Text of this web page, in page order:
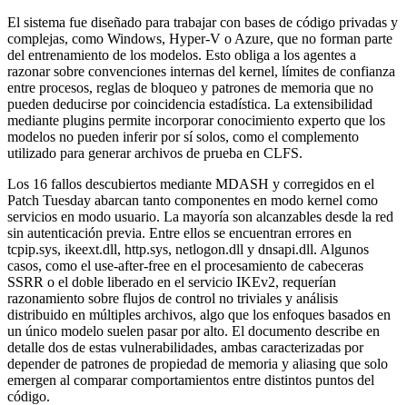
El sistema fue diseñado para trabajar con bases de código privadas y
complejas, como Windows, Hyper‑V o Azure, que no forman parte
del entrenamiento de los modelos. Esto obliga a los agentes a
razonar sobre convenciones internas del kernel, límites de confianza
entre procesos, reglas de bloqueo y patrones de memoria que no
pueden deducirse por coincidencia estadística. La extensibilidad
mediante plugins permite incorporar conocimiento experto que los
modelos no pueden inferir por sí solos, como el complemento
utilizado para generar archivos de prueba en CLFS.
Los 16 fallos descubiertos mediante MDASH y corregidos en el
Patch Tuesday abarcan tanto componentes en modo kernel como
servicios en modo usuario. La mayoría son alcanzables desde la red
sin autenticación previa. Entre ellos se encuentran errores en
tcpip.sys, ikeext.dll, http.sys, netlogon.dll y dnsapi.dll. Algunos
casos, como el use‑after‑free en el procesamiento de cabeceras
SSRR o el doble liberado en el servicio IKEv2, requerían
razonamiento sobre flujos de control no triviales y análisis
distribuido en múltiples archivos, algo que los enfoques basados en
un único modelo suelen pasar por alto. El documento describe en
detalle dos de estas vulnerabilidades, ambas caracterizadas por
depender de patrones de propiedad de memoria y aliasing que solo
emergen al comparar comportamientos entre distintos puntos del
código.